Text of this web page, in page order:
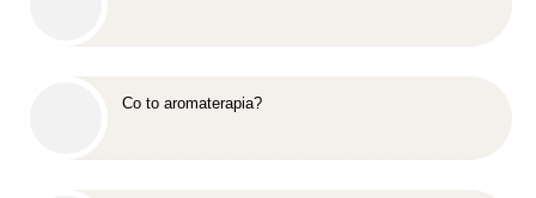
Co to aromaterapia?